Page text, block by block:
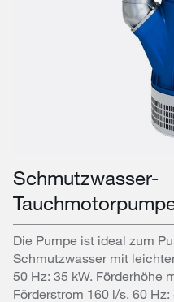
Schmutzwasser-
Die Pumpe ist ideal zum
Schmutzwasser mit
50 Hz: 35 kW. Förderhöhe
Förderstrom 160 l/s. 60